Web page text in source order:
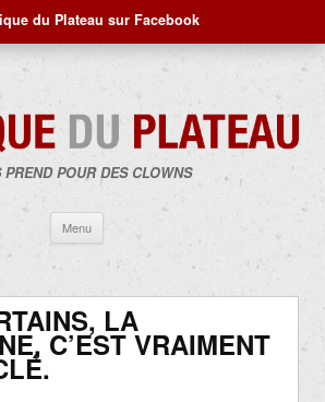
du Plateau sur Facebook
POUR DES CLOWNS
Menu
contenu
LA
C’EST VRAIMENT